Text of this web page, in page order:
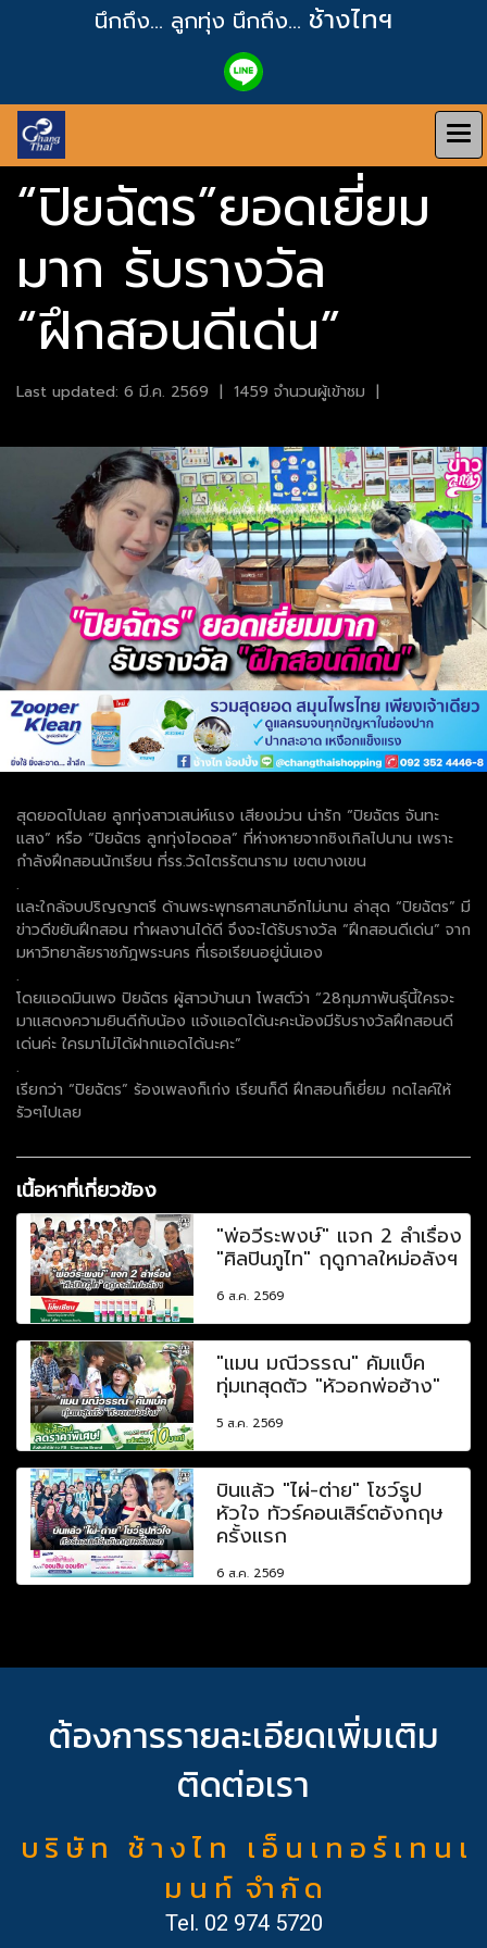
นึกถึง... ลูกทุ่ง นึกถึง... ช้างไทฯ
“ปิยฉัตร”ยอดเยี่ยม
มาก รับรางวัล
“ฝึกสอนดีเด่น”
Last updated: 6 มี.ค. 2569 | 1459 จำนวนผู้เข้าชม |
สุดยอดไปเลย ลูกทุ่งสาวเสน่ห์แรง เสียงม่วน น่ารัก “ปิยฉัตร จันทะ
แสง” หรือ “ปิยฉัตร ลูกทุ่งไอดอล” ที่ห่างหายจากซิงเกิลไปนาน เพราะ
กำลังฝึกสอนนักเรียน ที่รร.วัดไตรรัตนาราม เขตบางเขน
.
และใกล้จบปริญญาตรี ด้านพระพุทธศาสนาอีกไม่นาน ล่าสุด “ปิยฉัตร” มี
ข่าวดีขยันฝึกสอน ทำผลงานได้ดี จึงจะได้รับรางวัล “ฝึกสอนดีเด่น” จาก
มหาวิทยาลัยราชภัฎพระนคร ที่เธอเรียนอยู่นั่นเอง
.
โดยแอดมินเพจ ปิยฉัตร ผู้สาวบ้านนา โพสต์ว่า “28กุมภาพันธุ์นี้ใครจะ
มาเเสดงความยินดีกับน้อง เเจ้งเเอดได้นะคะน้องมีรับรางวัลฝึกสอนดี
เด่นค่ะ ใครมาไม่ได้ฝากเเอดได้นะคะ”
.
เรียกว่า “ปิยฉัตร” ร้องเพลงก็เก่ง เรียนก็ดี ฝึกสอนก็เยี่ยม กดไลค์ให้
รัวๆไปเลย
เนื้อหาที่เกี่ยวข้อง
"พ่อวีระพงษ์" แจก 2 ลำเรื่อง
"ศิลปินภูไท" ฤดูกาลใหม่อลังฯ
6 ส.ค. 2569
"แมน มณีวรรณ" คัมแบ็ค
ทุ่มเทสุดตัว "หัวอกพ่อฮ้าง"
5 ส.ค. 2569
บินแล้ว "ไผ่-ต่าย" โชว์รูป
หัวใจ ทัวร์คอนเสิร์ตอังกฤษ
ครั้งแรก
6 ส.ค. 2569
ต้องการรายละเอียดเพิ่มเติม
ติดต่อเรา
บ ริ ษั ท ช้ า ง ไ ท เ อ็ น เ ท อ ร์ เ ท น เ
ม น ท์ จำ กั ด
Tel. 02 974 5720